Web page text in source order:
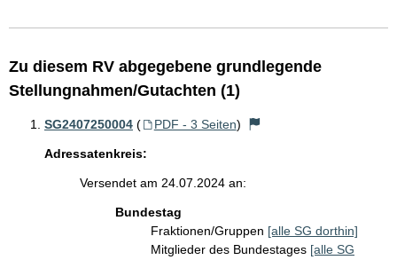
Zu diesem RV abgegebene grundlegende
Stellungnahmen/Gutachten (1)
SG2407250004 ( PDF - 3 Seiten)
Adressatenkreis:
Versendet am 24.07.2024 an:
Bundestag
Fraktionen/Gruppen [alle SG dorthin]
Mitglieder des Bundestages [alle SG